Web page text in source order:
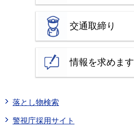
交通取締り
情報を求めます
落とし物検索
警視庁採用サイト